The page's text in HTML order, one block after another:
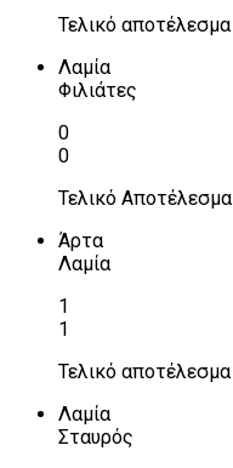
Τελικό αποτέλεσμα
Λαμία
Φιλιάτες
0
0
Τελικό Αποτέλεσμα
Άρτα
Λαμία
1
1
Τελικό αποτέλεσμα
Λαμία
Σταυρός